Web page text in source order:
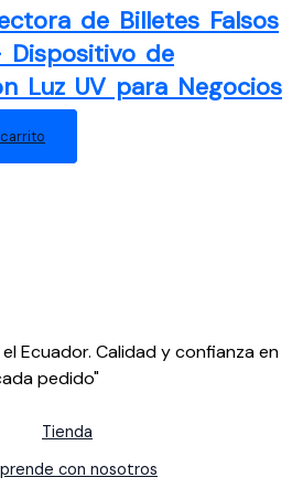
de Billetes Falsos
Dispositivo de
Luz UV para Negocios
Ecuador. Calidad y confianza en
pedido"
Tienda
con nosotros